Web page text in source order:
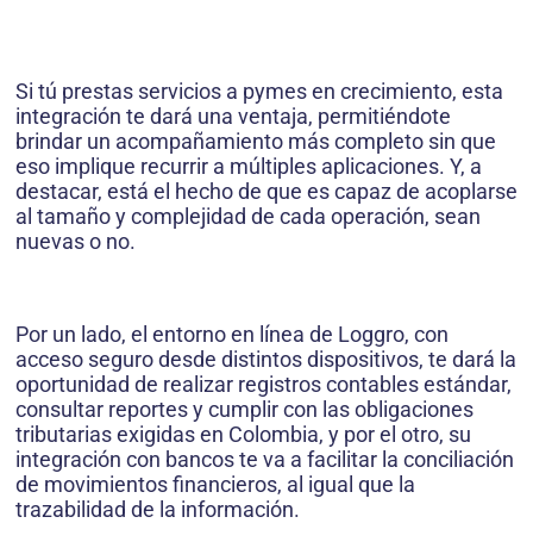
Si tú prestas servicios a pymes en crecimiento, esta
integración te dará una ventaja, permitiéndote
brindar un acompañamiento más completo sin que
eso implique recurrir a múltiples aplicaciones. Y, a
destacar, está el hecho de que es capaz de acoplarse
al tamaño y complejidad de cada operación, sean
nuevas o no.
Por un lado, el entorno en línea de Loggro, con
acceso seguro desde distintos dispositivos, te dará la
oportunidad de realizar registros contables estándar,
consultar reportes y cumplir con las obligaciones
tributarias exigidas en Colombia, y por el otro, su
integración con bancos te va a facilitar la conciliación
de movimientos financieros, al igual que la
trazabilidad de la información.